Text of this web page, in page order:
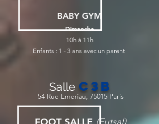
BABY GYM
Dimanche
10h à 11h
Enfants : 1 - 3 ans avec un parent
Salle C3B
54 Rue Emeriau, 75015 Paris